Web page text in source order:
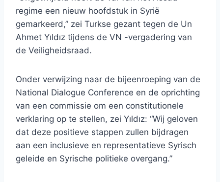
regime een nieuw hoofdstuk in Syrië
gemarkeerd,” zei Turkse gezant tegen de Un
Ahmet Yıldız tijdens de VN -vergadering van
de Veiligheidsraad.
Onder verwijzing naar de bijeenroeping van de
National Dialogue Conference en de oprichting
van een commissie om een ​​constitutionele
verklaring op te stellen, zei Yıldız: “Wij geloven
dat deze positieve stappen zullen bijdragen
aan een inclusieve en representatieve Syrisch
geleide en Syrische politieke overgang.”